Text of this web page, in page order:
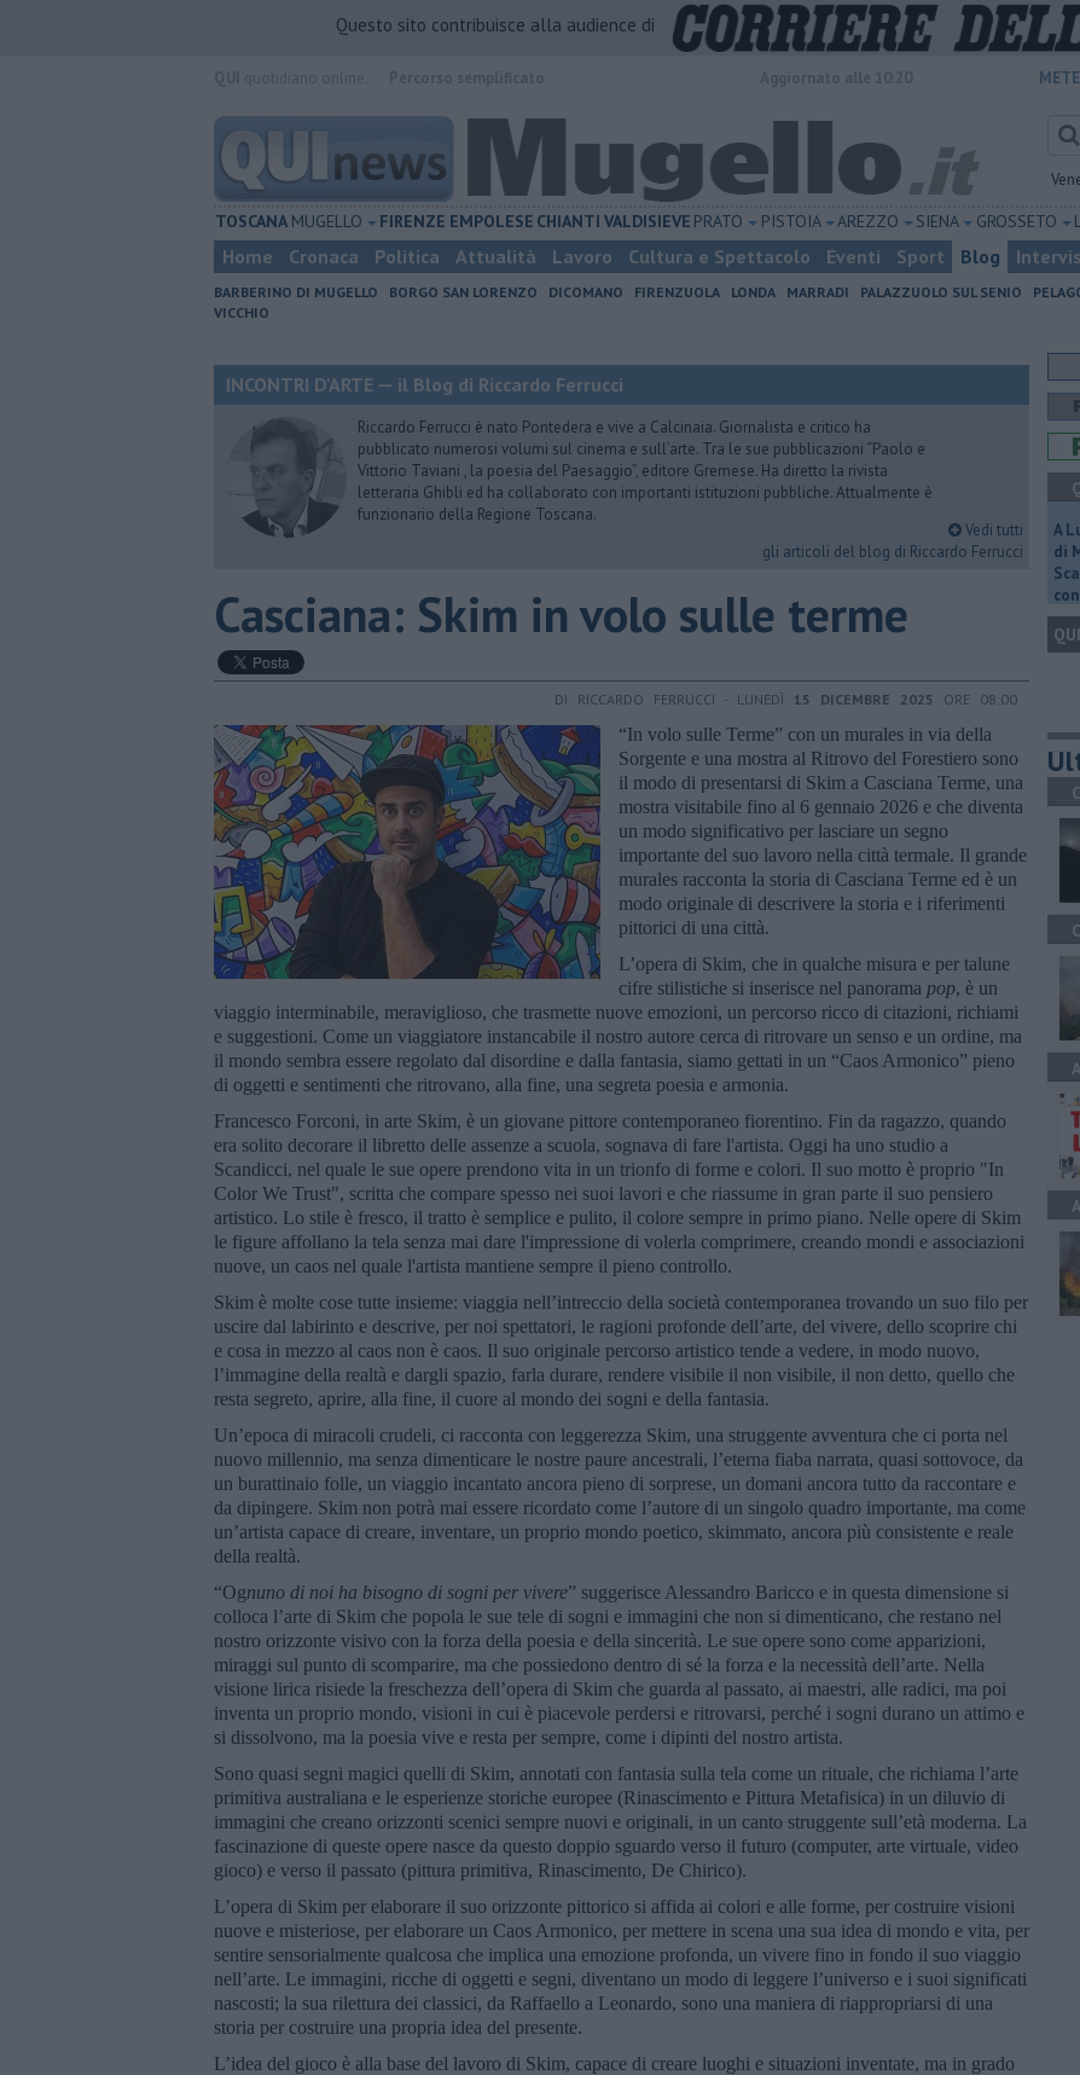
Questo sito contribuisce alla audience di
TOSCANA MUGELLO FIRENZE EMPOLESE CHIANTI VALDISIEVE PRATO PISTOIA AREZZO SIENA GROSSETO
Home Cronaca Politica Attualità Lavoro Cultura e Spettacolo Eventi Sport Blog
BARBERINO DI MUGELLO BORGO SAN LORENZO DICOMANO FIRENZUOLA LONDA MARRADI PALAZZUOLO SUL SENIO
VICCHIO
INCONTRI D'ARTE — il Blog di Riccardo Ferrucci
Riccardo Ferrucci è nato Pontedera e vive a Calcinaia. Giornalista e critico ha
pubblicato numerosi volumi sul cinema e sull’arte. Tra le sue pubblicazioni “Paolo e
Vittorio Taviani , la poesia del Paesaggio”, editore Gremese. Ha diretto la rivista
letteraria Ghibli ed ha collaborato con importanti istituzioni pubbliche. Attualmente è
funzionario della Regione Toscana.
Vedi tutti
gli articoli del blog di Riccardo Ferrucci
​Casciana: Skim in volo sulle terme
DI RICCARDO FERRUCCI - LUNEDÌ 15 DICEMBRE 2025 ORE 08:00
“In volo sulle Terme” con un murales in via della
Sorgente e una mostra al Ritrovo del Forestiero sono
il modo di presentarsi di Skim a Casciana Terme, una
mostra visitabile fino al 6 gennaio 2026 e che diventa
un modo significativo per lasciare un segno
importante del suo lavoro nella città termale. Il grande
murales racconta la storia di Casciana Terme ed è un
modo originale di descrivere la storia e i riferimenti
pittorici di una città.
L’opera di Skim, che in qualche misura e per talune
cifre stilistiche si inserisce nel panorama pop, è un
viaggio interminabile, meraviglioso, che trasmette nuove emozioni, un percorso ricco di citazioni, richiami
e suggestioni. Come un viaggiatore instancabile il nostro autore cerca di ritrovare un senso e un ordine, ma
il mondo sembra essere regolato dal disordine e dalla fantasia, siamo gettati in un “Caos Armonico” pieno
di oggetti e sentimenti che ritrovano, alla fine, una segreta poesia e armonia.
Francesco Forconi, in arte Skim, è un giovane pittore contemporaneo fiorentino. Fin da ragazzo, quando
era solito decorare il libretto delle assenze a scuola, sognava di fare l'artista. Oggi ha uno studio a
Scandicci, nel quale le sue opere prendono vita in un trionfo di forme e colori. Il suo motto è proprio "In
Color We Trust", scritta che compare spesso nei suoi lavori e che riassume in gran parte il suo pensiero
artistico. Lo stile è fresco, il tratto è semplice e pulito, il colore sempre in primo piano. Nelle opere di Skim
le figure affollano la tela senza mai dare l'impressione di volerla comprimere, creando mondi e associazioni
nuove, un caos nel quale l'artista mantiene sempre il pieno controllo.
Skim è molte cose tutte insieme: viaggia nell’intreccio della società contemporanea trovando un suo filo per
uscire dal labirinto e descrive, per noi spettatori, le ragioni profonde dell’arte, del vivere, dello scoprire chi
e cosa in mezzo al caos non è caos. Il suo originale percorso artistico tende a vedere, in modo nuovo,
l’immagine della realtà e dargli spazio, farla durare, rendere visibile il non visibile, il non detto, quello che
resta segreto, aprire, alla fine, il cuore al mondo dei sogni e della fantasia.
Un’epoca di miracoli crudeli, ci racconta con leggerezza Skim, una struggente avventura che ci porta nel
nuovo millennio, ma senza dimenticare le nostre paure ancestrali, l’eterna fiaba narrata, quasi sottovoce, da
un burattinaio folle, un viaggio incantato ancora pieno di sorprese, un domani ancora tutto da raccontare e
da dipingere. Skim non potrà mai essere ricordato come l’autore di un singolo quadro importante, ma come
un’artista capace di creare, inventare, un proprio mondo poetico, skimmato, ancora più consistente e reale
della realtà.
“Ognuno di noi ha bisogno di sogni per vivere” suggerisce Alessandro Baricco e in questa dimensione si
colloca l’arte di Skim che popola le sue tele di sogni e immagini che non si dimenticano, che restano nel
nostro orizzonte visivo con la forza della poesia e della sincerità. Le sue opere sono come apparizioni,
miraggi sul punto di scomparire, ma che possiedono dentro di sé la forza e la necessità dell’arte. Nella
visione lirica risiede la freschezza dell’opera di Skim che guarda al passato, ai maestri, alle radici, ma poi
inventa un proprio mondo, visioni in cui è piacevole perdersi e ritrovarsi, perché i sogni durano un attimo e
si dissolvono, ma la poesia vive e resta per sempre, come i dipinti del nostro artista.
Sono quasi segni magici quelli di Skim, annotati con fantasia sulla tela come un rituale, che richiama l’arte
primitiva australiana e le esperienze storiche europee (Rinascimento e Pittura Metafisica) in un diluvio di
immagini che creano orizzonti scenici sempre nuovi e originali, in un canto struggente sull’età moderna. La
fascinazione di queste opere nasce da questo doppio sguardo verso il futuro (computer, arte virtuale, video
gioco) e verso il passato (pittura primitiva, Rinascimento, De Chirico).
L’opera di Skim per elaborare il suo orizzonte pittorico si affida ai colori e alle forme, per costruire visioni
nuove e misteriose, per elaborare un Caos Armonico, per mettere in scena una sua idea di mondo e vita, per
sentire sensorialmente qualcosa che implica una emozione profonda, un vivere fino in fondo il suo viaggio
nell’arte. Le immagini, ricche di oggetti e segni, diventano un modo di leggere l’universo e i suoi significati
nascosti; la sua rilettura dei classici, da Raffaello a Leonardo, sono una maniera di riappropriarsi di una
storia per costruire una propria idea del presente.
L’idea del gioco è alla base del lavoro di Skim, capace di creare luoghi e situazioni inventate, ma in grado
A
di
QUI